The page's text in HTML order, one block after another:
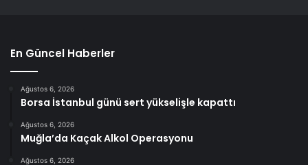
En Güncel Haberler
Ağustos 6, 2026
Borsa İstanbul günü sert yükselişle kapattı
Ağustos 6, 2026
Muğla’da Kaçak Alkol Operasyonu
Ağustos 6, 2026